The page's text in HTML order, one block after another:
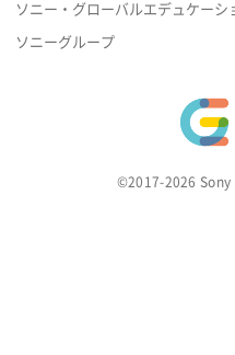
ソニー・グローバルエデュケーシ
ソニーグループ
©2017-2026 Sony